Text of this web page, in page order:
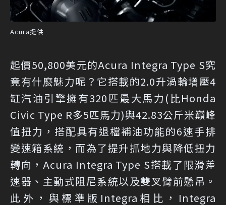
Acura提供
起價50,800美元的Acura Integra Type S究
竟有什麼魅力呢？它搭載的2.0升渦輪增壓4
缸汽油引擎擁有320匹最大馬力(比Honda
Civic Type R多5匹馬力)與42.83公斤米巔峰
值扭力，搭配具有退檔補油功能的6速手排
變速箱系統，而為了提升抓地力與降低扭力
轉向，Acura Integra Type S搭載了限滑差
速器、主動式阻尼系統以及雙叉臂前懸吊。
此外，與標準版Integra相比，Integra